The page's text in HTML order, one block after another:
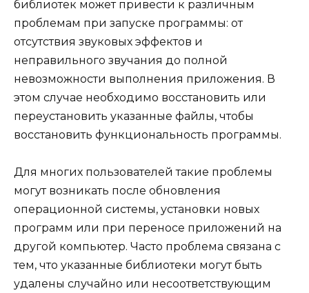
библиотек может привести к различным
проблемам при запуске программы: от
отсутствия звуковых эффектов и
неправильного звучания до полной
невозможности выполнения приложения. В
этом случае необходимо восстановить или
переустановить указанные файлы, чтобы
восстановить функциональность программы.
Для многих пользователей такие проблемы
могут возникать после обновления
операционной системы, установки новых
программ или при переносе приложений на
другой компьютер. Часто проблема связана с
тем, что указанные библиотеки могут быть
удалены случайно или несоответствующим